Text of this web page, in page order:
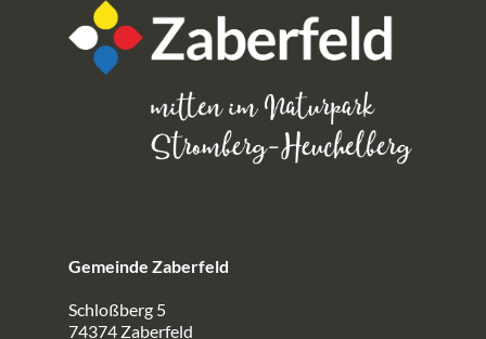
Gemeinde Zaberfeld
Schloßberg 5
74374 Zaberfeld